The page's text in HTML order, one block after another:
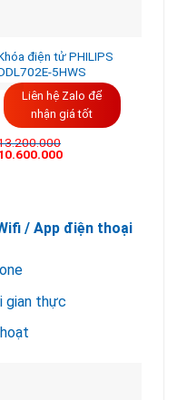
điện tử PHILIPS
5HWS
Liên hệ Zalo để
nhận giá tốt
/ App điện thoại
gian thực